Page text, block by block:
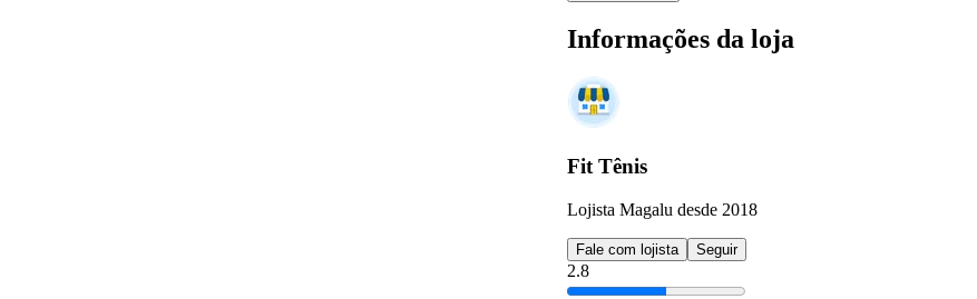
Informações da loja
Fit Tênis
Lojista Magalu desde 2018
Fale com lojista Seguir
2.8